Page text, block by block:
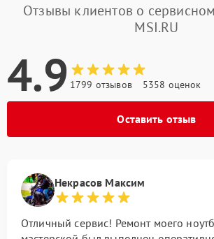
Отзывы клиентов о
MSI.RU
4.9 1799 отзывов 5358 оценок
Оставить отзыв
Некрасов Максим
Отличный сервис! Ремонт моего